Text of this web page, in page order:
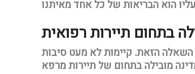
השאלה הזאת. קיימות לא מעט סיבות